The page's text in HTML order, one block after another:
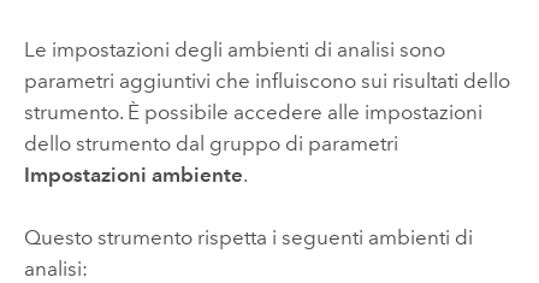
Le impostazioni degli ambienti di analisi sono
parametri aggiuntivi che influiscono sui risultati dello
strumento. È possibile accedere alle impostazioni
dello strumento dal gruppo di parametri
Impostazioni ambiente.
Questo strumento rispetta i seguenti ambienti di
analisi: